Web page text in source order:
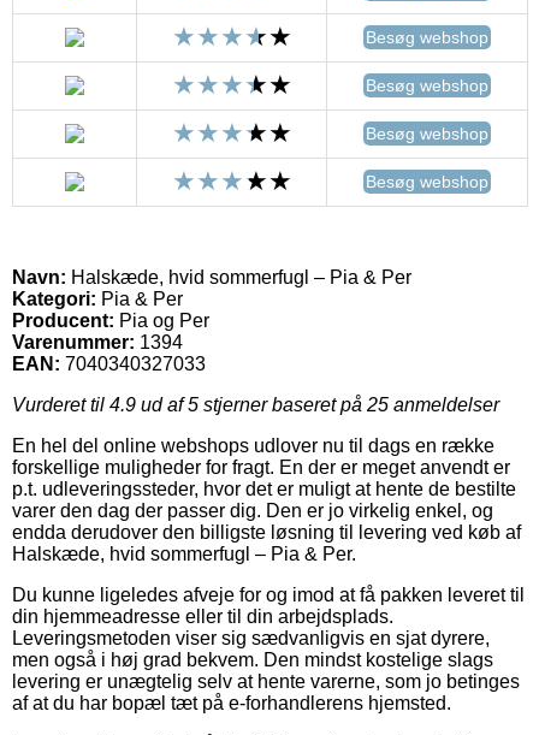
Besøg webshop
Besøg webshop
Besøg webshop
Besøg webshop
Navn: Halskæde, hvid sommerfugl – Pia & Per
Kategori: Pia & Per
Producent: Pia og Per
Varenummer: 1394
EAN: 7040340327033
Vurderet til 4.9 ud af 5 stjerner baseret på 25 anmeldelser
En hel del online webshops udlover nu til dags en række
forskellige muligheder for fragt. En der er meget anvendt er
p.t. udleveringssteder, hvor det er muligt at hente de bestilte
varer den dag der passer dig. Den er jo virkelig enkel, og
endda derudover den billigste løsning til levering ved køb af
Halskæde, hvid sommerfugl – Pia & Per.
Du kunne ligeledes afveje for og imod at få pakken leveret til
din hjemmeadresse eller til din arbejdsplads.
Leveringsmetoden viser sig sædvanligvis en sjat dyrere,
men også i høj grad bekvem. Den mindst kostelige slags
levering er unægtelig selv at hente varerne, som jo betinges
af at du har bopæl tæt på e-forhandlerens hjemsted.